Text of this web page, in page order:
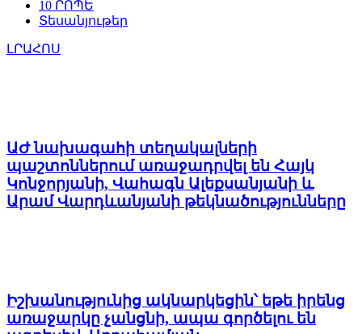
10 ՐՈՊԵ
Տեսանյութեր
ԼՐԱՀՈՍ
ԱԺ նախագահի տեղակալների
պաշտոններում առաջադրվել են Հայկ
Կոնջորյանի, Վահագն Ալեքսանյանի և
Արամ Վարդևանյանի թեկնածությունները
Իշխանությունից ակնարկեցին՝ եթե իրենց
առաջարկը չանցնի, ապա գործելու են